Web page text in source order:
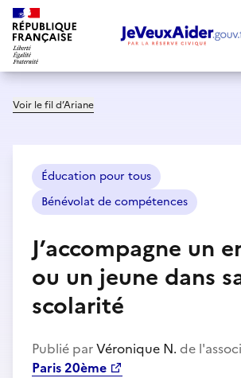
Voir le fil d’Ariane
Éducation pour tous
Bénévolat de compétences
J’accompagne un
ou un jeune dans
scolarité
Publié parVéronique N. de
Paris 20ème